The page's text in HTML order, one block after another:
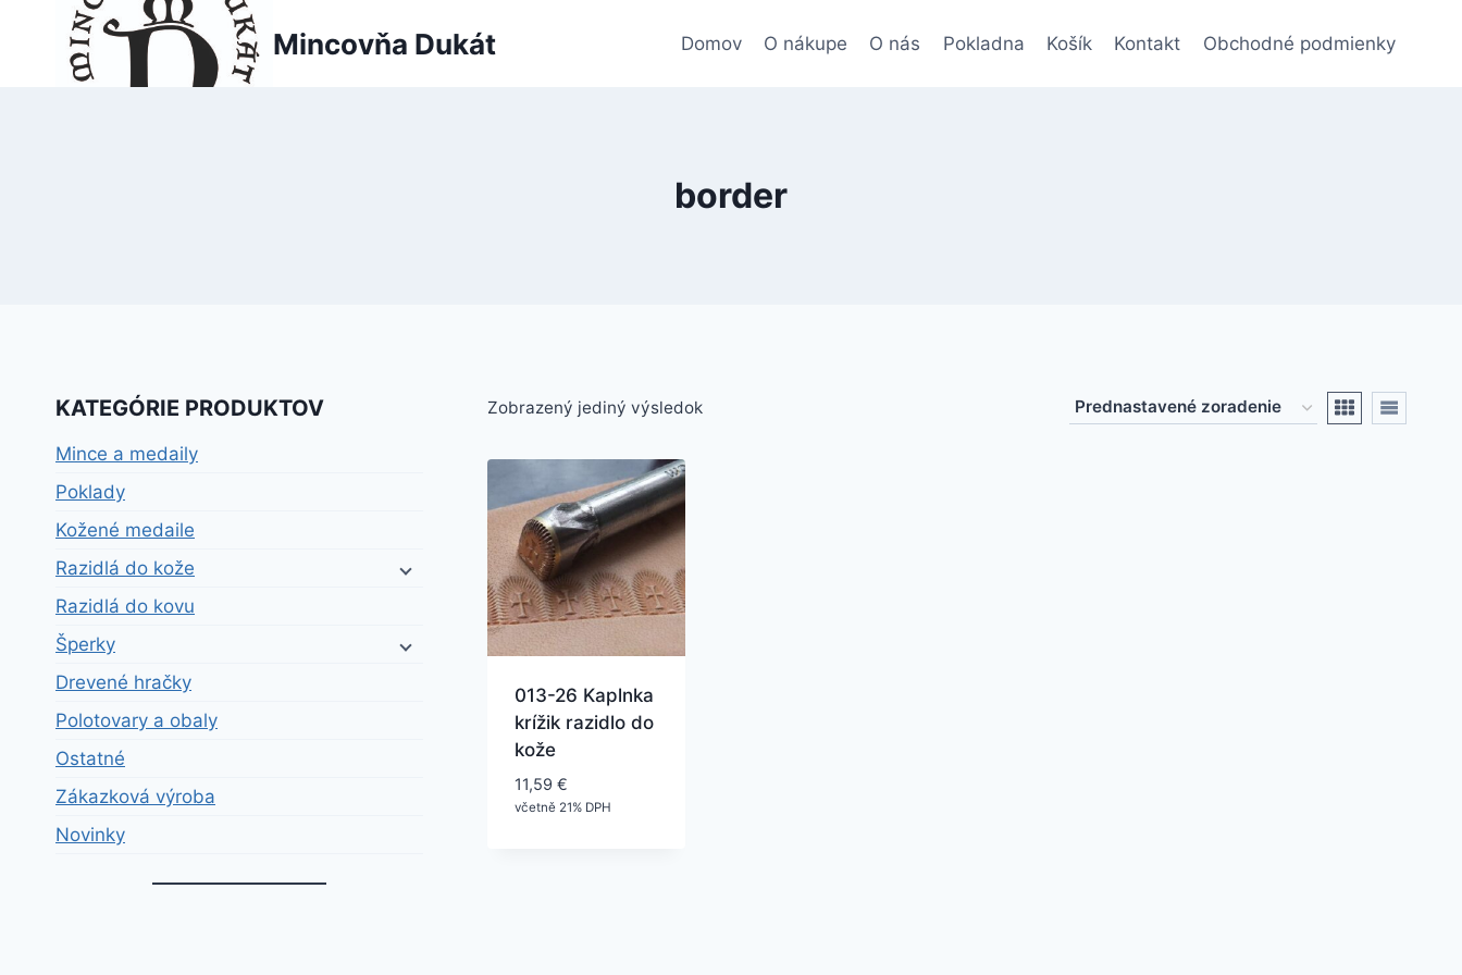
Mincovňa Dukát Domov O nákupe O nás Pokladna Košík Kontakt Obchodné podmienky
border
Zobrazený jediný výsledok
013-26 Kaplnka
krížik razidlo do
kože
11,59 €
včetně 21% DPH
KATEGÓRIE PRODUKTOV
Mince a medaily
Poklady
Kožené medaile
Razidlá do kože
Razidlá do kovu
Šperky
Drevené hračky
Polotovary a obaly
Ostatné
Zákazková výroba
Novinky